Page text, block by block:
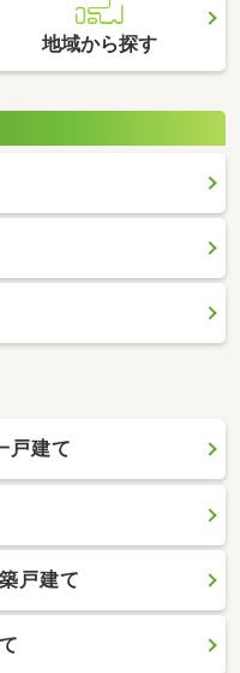
地域から探す
戸建て
戸建て